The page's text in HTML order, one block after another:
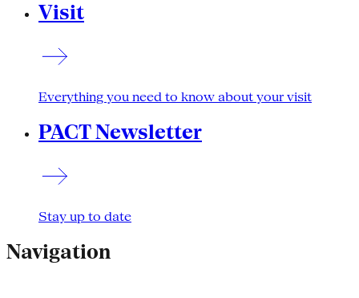
Visit
Everything you need to know about your visit
PACT Newsletter
Stay up to date
Navigation